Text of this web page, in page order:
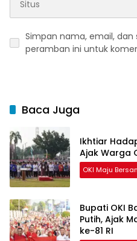
Simpan nama, email, dan
peramban ini untuk
Baca Juga
Ikhtiar
Ajak Warga
OKI Maju
Bupati OKI
Putih, Ajak
ke-81 RI